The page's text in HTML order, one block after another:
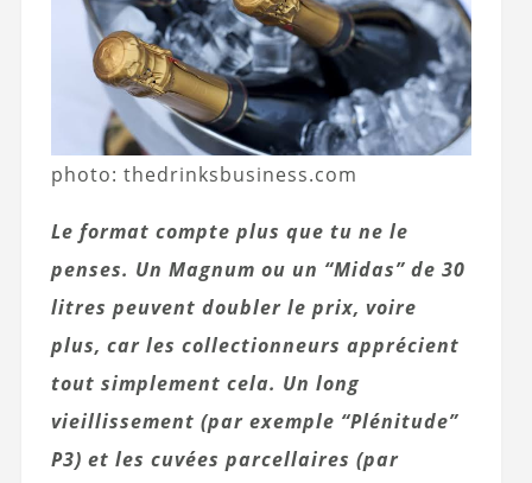
photo: thedrinksbusiness.com
Le format compte plus que tu ne le
penses. Un Magnum ou un “Midas” de 30
litres peuvent doubler le prix, voire
plus, car les collectionneurs apprécient
tout simplement cela. Un long
vieillissement (par exemple “Plénitude”
P3) et les cuvées parcellaires (par